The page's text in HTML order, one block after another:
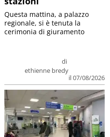
di
ethienne bredy
il 07/08/2026
Questa mattina, a palazzo
regionale, si è tenuta la
cerimonia di giuramento